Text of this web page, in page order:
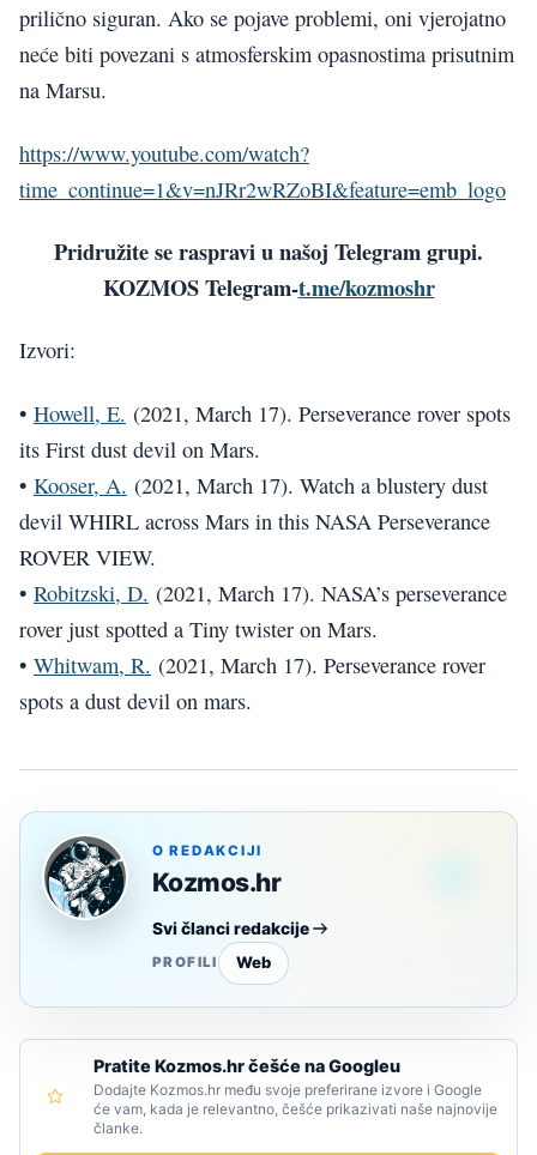
prilično siguran. Ako se pojave problemi, oni vjerojatno
neće biti povezani s atmosferskim opasnostima prisutnim
na Marsu.
https://www.youtube.com/watch?
time_continue=1&v=nJRr2wRZoBI&feature=emb_logo
Pridružite se raspravi u našoj Telegram grupi.
KOZMOS Telegram-t.me/kozmoshr
Izvori:
• Howell, E. (2021, March 17). Perseverance rover spots
its First dust devil on Mars.
• Kooser, A. (2021, March 17). Watch a blustery dust
devil WHIRL across Mars in this NASA Perseverance
ROVER VIEW.
• Robitzski, D. (2021, March 17). NASA’s perseverance
rover just spotted a Tiny twister on Mars.
• Whitwam, R. (2021, March 17). Perseverance rover
spots a dust devil on mars.
O REDAKCIJI
Kozmos.hr
Svi članci redakcije
PROFILI Web
Pratite Kozmos.hr češće na Googleu
Dodajte Kozmos.hr među svoje preferirane izvore i Google
će vam, kada je relevantno, češće prikazivati naše najnovije
članke.